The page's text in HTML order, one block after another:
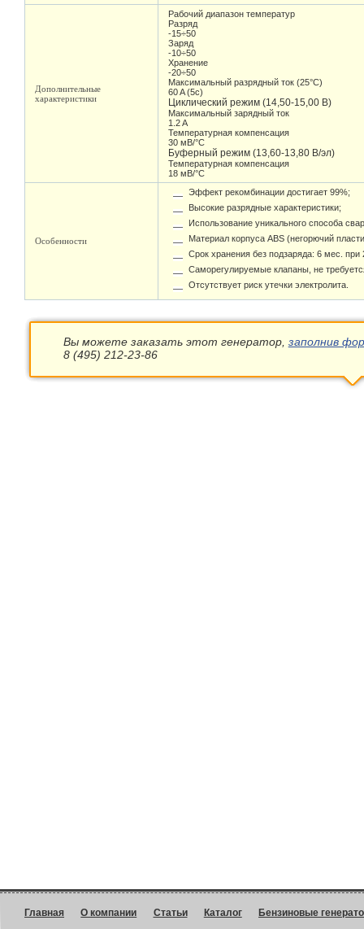
Дополнительные
характеристики
Рабочий диапазон температур
Разряд
-15÷50
Заряд
-10÷50
Хранение
-20÷50
Максимальный разрядный ток (25°С)
60 A (5c)
Циклический режим (14,50-15,00 В)
Максимальный зарядный ток
1.2 A
Температурная компенсация
30 мВ/°С
Буферный режим (13,60-13,80 В/эл)
Температурная компенсация
18 мВ/°С
Особенности
Эффект рекомбинации достигает 99%;
Высокие разрядные характеристики;
Использование уникального способа
Материал корпуса ABS (негорючий
Срок хранения без подзаряда: 6 мес. при
Саморегулируемые клапаны, не
Отсутствует риск утечки электролита.
Вы можете заказать этот генератор, заполнив
8 (495) 212-23-86
Главная О компании Статьи Каталог Бензиновые